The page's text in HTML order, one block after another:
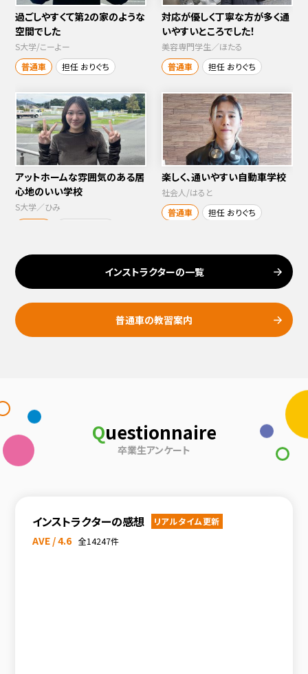
過ごしやすくて第2の家のような
空間でした
S大学/こーよー
普通車
担任 おりぐち
対応が優しく丁寧な方が多く通
いやすいところでした！
美容専門学生／ほたる
普通車
担任 おりぐち
アットホームな雰囲気のある居
心地のいい学校
S大学／ひみ
楽しく、通いやすい自動車学校
社会人/はると
普通車
担任 おりぐち
インストラクターの一覧
普通車の教習案内
Questionnaire
卒業生アンケート
インストラクターの感想 リアルタイム更新
AVE / 4.6 全14247件